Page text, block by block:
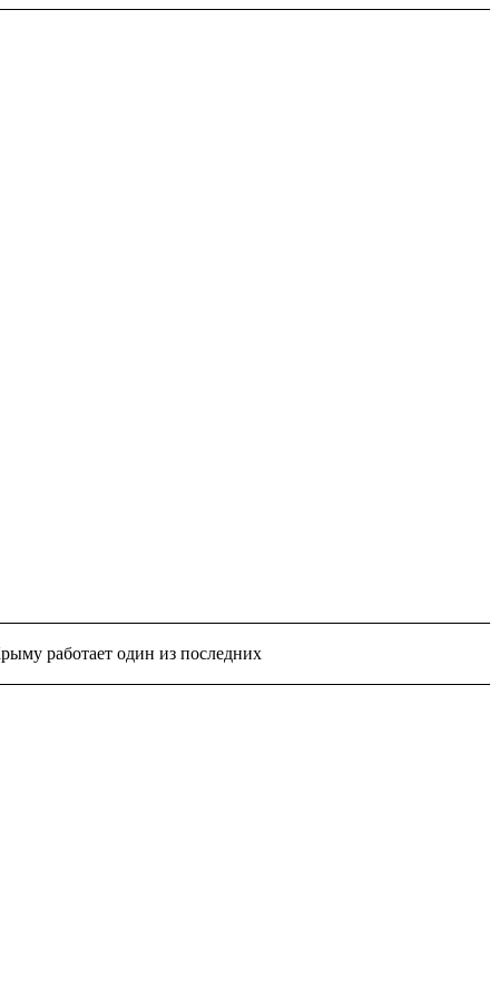
работает один из последних